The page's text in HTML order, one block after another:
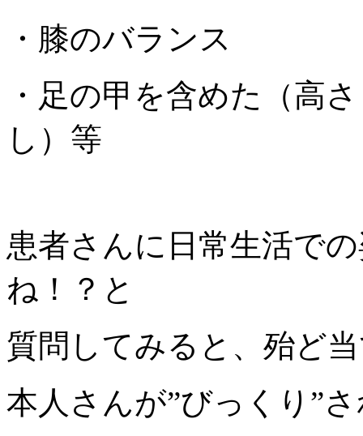
・膝のバランス
・足の甲を含めた（高
し）等
患者さんに日常生活で
ね！？と
質問してみると、殆ど
本人さんが”びっくり”